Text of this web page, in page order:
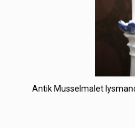
Antik Musselmalet